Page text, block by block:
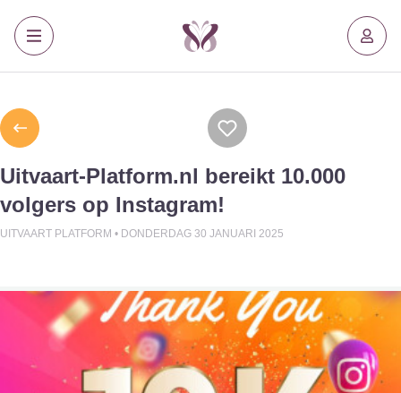
Uitvaart-Platform.nl bereikt 10.000
volgers op Instagram!
UITVAART PLATFORM • DONDERDAG 30 JANUARI 2025